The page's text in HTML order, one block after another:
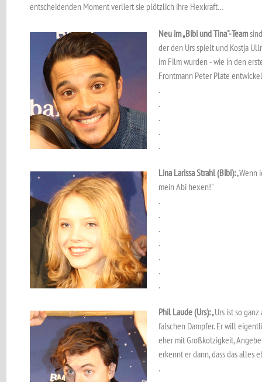
entscheidenden Moment verliert sie plötzlich ihre Hexkraft…
Neu im „Bibi und Tina"-Team
der den Urs spielt und Kostja
im Film wurden - wie in den
Frontmann Peter Plate
.
.
.
.
.
Lina Larissa Strahl (Bibi):„Wenn
mein Abi hexen!"
.
.
.
.
.
.
.
Phil Laude (Urs):„Urs ist so
falschen Dampfer. Er will
eher mit Großkotzigkeit,
erkennt er dann, dass das alles
.